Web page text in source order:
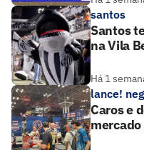
santos
Santos
na Vila
Há 1
lance!
Caros e